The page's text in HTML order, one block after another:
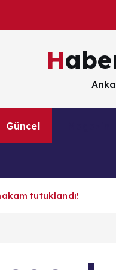
Güncel
tutuklandı!